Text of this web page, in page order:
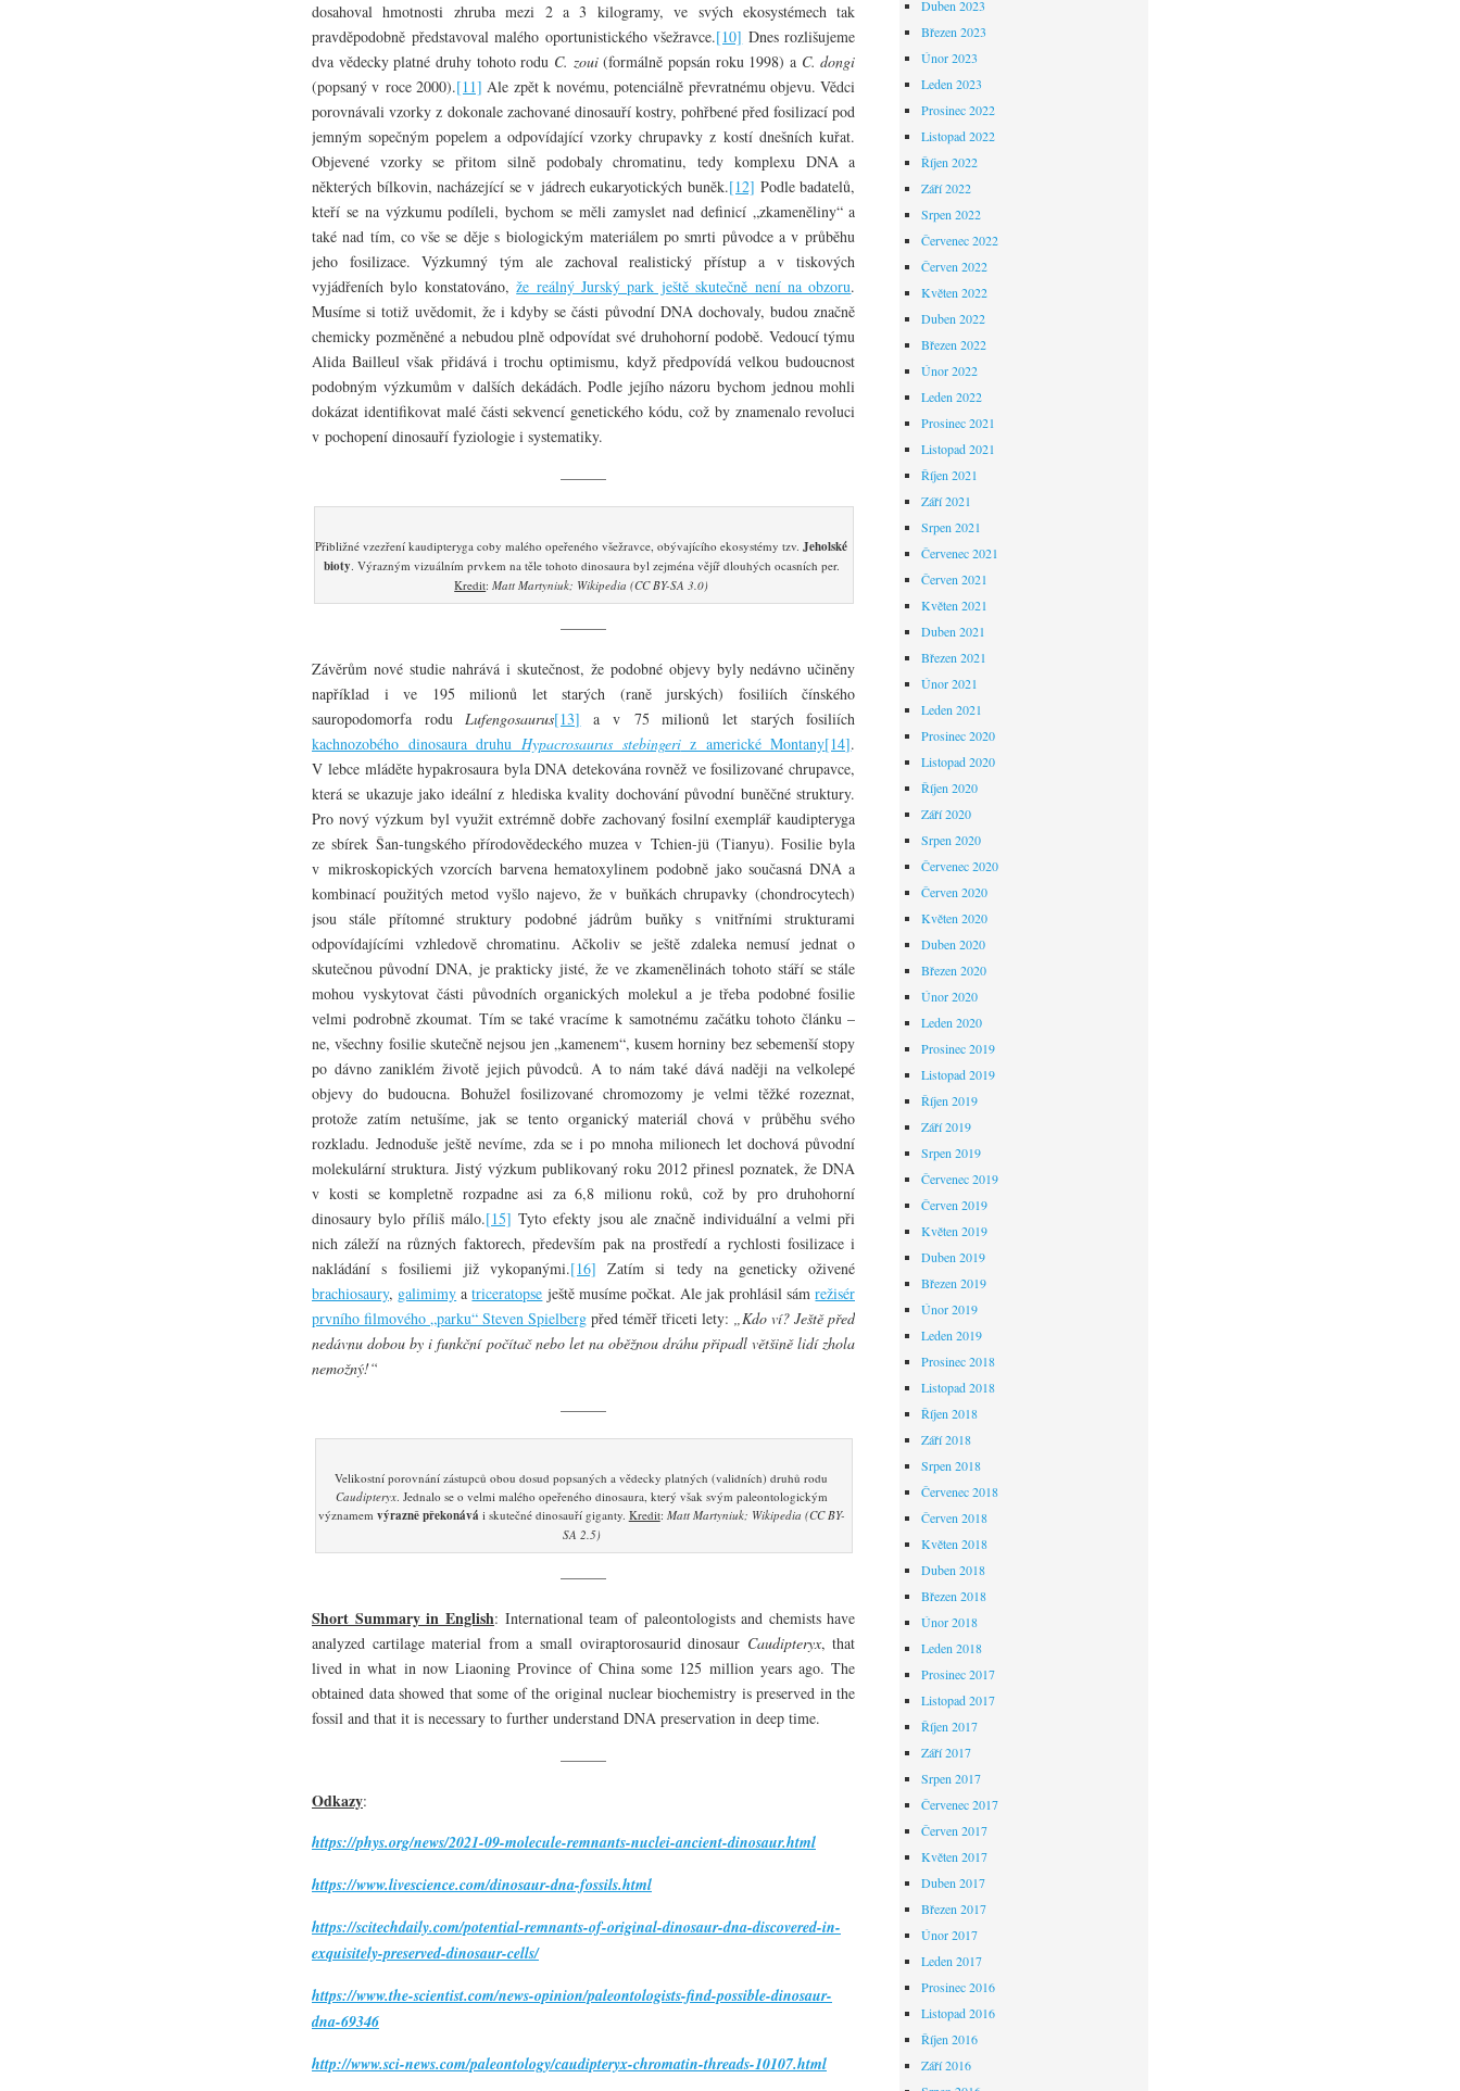
dosahoval hmotnosti zhruba mezi 2 a 3 kilogramy, ve svých ekosystémech tak
pravděpodobně představoval malého oportunistického všežravce.[10] Dnes rozlišujeme
dva vědecky platné druhy tohoto rodu C. zoui(formálně popsán roku 1998) a C. dongi
(popsaný v roce 2000).[11] Ale zpět k novému, potenciálně převratnému objevu. Vědci
porovnávali vzorky z dokonale zachované dinosauří kostry, pohřbené před fosilizací pod
jemným sopečným popelem a odpovídající vzorky chrupavky z kostí dnešních kuřat.
Objevené vzorky se přitom silně podobaly chromatinu, tedy komplexu DNA a
některých bílkovin, nacházející se v jádrech eukaryotických buněk.[12] Podle badatelů,
kteří se na výzkumu podíleli, bychom se měli zamyslet nad definicí „zkameněliny“ a
také nad tím, co vše se děje s biologickým materiálem po smrti původce a v průběhu
jeho fosilizace. Výzkumný tým ale zachoval realistický přístup a v tiskových
vyjádřeních bylo konstatováno,že reálný Jurský park ještě skutečně není na obzoru.
Musíme si totiž uvědomit, že i kdyby se části původní DNA dochovaly, budou značně
chemicky pozměněné a nebudou plně odpovídat své druhohorní podobě. Vedoucí týmu
Alida Bailleul však přidává i trochu optimismu, když předpovídá velkou budoucnost
podobným výzkumům v dalších dekádách. Podle jejího názoru bychom jednou mohli
dokázat identifikovat malé části sekvencí genetického kódu, což by znamenalo revoluci
v pochopení dinosauří fyziologie i systematiky.
———
Přibližné vzezření kaudipteryga coby malého opeřeného všežravce, obývajícího ekosystémy tzv.Jeholské
bioty . Výrazným vizuálním prvkem na těle tohoto dinosaura byl zejména vějíř dlouhých ocasních per.
Kredit:Matt Martyniuk; Wikipedia (CC BY-SA 3.0)
———
Závěrům nové studie nahrává i skutečnost, že podobné objevy byly nedávno učiněny
například i ve 195 milionů let starých (raně jurských) fosiliích čínského
sauropodomorfa rodu Lufengosaurus[13] a v 75 milionů let starých fosiliích
kachnozobého dinosaura druhu Hypacrosaurus stebingeriz americké Montany[14].
V lebce mláděte hypakrosaura byla DNA detekována rovněž ve fosilizované chrupavce,
která se ukazuje jako ideální z hlediska kvality dochování původní buněčné struktury.
Pro nový výzkum byl využit extrémně dobře zachovaný fosilní exemplář kaudipteryga
ze sbírek Šan-tungského přírodovědeckého muzea v Tchien-jü (Tianyu). Fosilie byla
v mikroskopických vzorcích barvena hematoxylinem podobně jako současná DNA a
kombinací použitých metod vyšlo najevo, že v buňkách chrupavky (chondrocytech)
jsou stále přítomné struktury podobné jádrům buňky s vnitřními strukturami
odpovídajícími vzhledově chromatinu. Ačkoliv se ještě zdaleka nemusí jednat o
skutečnou původní DNA, je prakticky jisté, že ve zkamenělinách tohoto stáří se stále
mohou vyskytovat části původních organických molekul a je třeba podobné fosilie
velmi podrobně zkoumat. Tím se také vracíme k samotnému začátku tohoto článku –
ne, všechny fosilie skutečně nejsou jen „kamenem“, kusem horniny bez sebemenší stopy
po dávno zaniklém životě jejich původců. A to nám také dává naději na velkolepé
objevy do budoucna. Bohužel fosilizované chromozomy je velmi těžké rozeznat,
protože zatím netušíme, jak se tento organický materiál chová v průběhu svého
rozkladu. Jednoduše ještě nevíme, zda se i po mnoha milionech let dochová původní
molekulární struktura. Jistý výzkum publikovaný roku 2012 přinesl poznatek, že DNA
v kosti se kompletně rozpadne asi za 6,8 milionu roků, což by pro druhohorní
dinosaury bylo příliš málo.[15] Tyto efekty jsou ale značně individuální a velmi při
nich záleží na různých faktorech, především pak na prostředí a rychlosti fosilizace i
nakládání s fosiliemi již vykopanými.[16] Zatím si tedy na geneticky oživené
brachiosaury, galimimy atriceratopse ještě musíme počkat. Ale jak prohlásil sámrežisér
prvního filmového „parku“ Steven Spielberg před téměř třiceti lety:
„Kdo ví? Ještě před
nedávnu dobou by i funkční počítač nebo let na oběžnou dráhu připadl většině lidí zhola
nemožný!“
———
Velikostní porovnání zástupců obou dosud popsaných a vědecky platných (validních) druhů rodu
Caudipteryx. Jednalo se o velmi malého opeřeného dinosaura, který však svým paleontologickým
významem výrazně překonává i skutečné dinosauří giganty. Kredit: Matt Martyniuk; Wikipedia (CC BY-
SA 2.5)
———
Short Summary in English: International team of paleontologists and chemists have
analyzed cartilage material from a small oviraptorosaurid dinosaur Caudipteryx, that
lived in what in now Liaoning Province of China some 125 million years ago. The
obtained data showed that some of the original nuclear biochemistry is preserved in the
fossil and that it is necessary to further understand DNA preservation in deep time.
———
Odkazy:
https://phys.org/news/2021-09-molecule-remnants-nuclei-ancient-dinosaur.html
https://www.livescience.com/dinosaur-dna-fossils.html
https://scitechdaily.com/potential-remnants-of-original-dinosaur-dna-discovered-in-
exquisitely-preserved-dinosaur-cells/
https://www.the-scientist.com/news-opinion/paleontologists-find-possible-dinosaur-
dna-69346
http://www.sci-news.com/paleontology/caudipteryx-chromatin-threads-10107.html
Duben 2023
Březen 2023
Únor 2023
Leden 2023
Prosinec 2022
Listopad 2022
Říjen 2022
Září 2022
Srpen 2022
Červenec 2022
Červen 2022
Květen 2022
Duben 2022
Březen 2022
Únor 2022
Leden 2022
Prosinec 2021
Listopad 2021
Říjen 2021
Září 2021
Srpen 2021
Červenec 2021
Červen 2021
Květen 2021
Duben 2021
Březen 2021
Únor 2021
Leden 2021
Prosinec 2020
Listopad 2020
Říjen 2020
Září 2020
Srpen 2020
Červenec 2020
Červen 2020
Květen 2020
Duben 2020
Březen 2020
Únor 2020
Leden 2020
Prosinec 2019
Listopad 2019
Říjen 2019
Září 2019
Srpen 2019
Červenec 2019
Červen 2019
Květen 2019
Duben 2019
Březen 2019
Únor 2019
Leden 2019
Prosinec 2018
Listopad 2018
Říjen 2018
Září 2018
Srpen 2018
Červenec 2018
Červen 2018
Květen 2018
Duben 2018
Březen 2018
Únor 2018
Leden 2018
Prosinec 2017
Listopad 2017
Říjen 2017
Září 2017
Srpen 2017
Červenec 2017
Červen 2017
Květen 2017
Duben 2017
Březen 2017
Únor 2017
Leden 2017
Prosinec 2016
Listopad 2016
Říjen 2016
Září 2016